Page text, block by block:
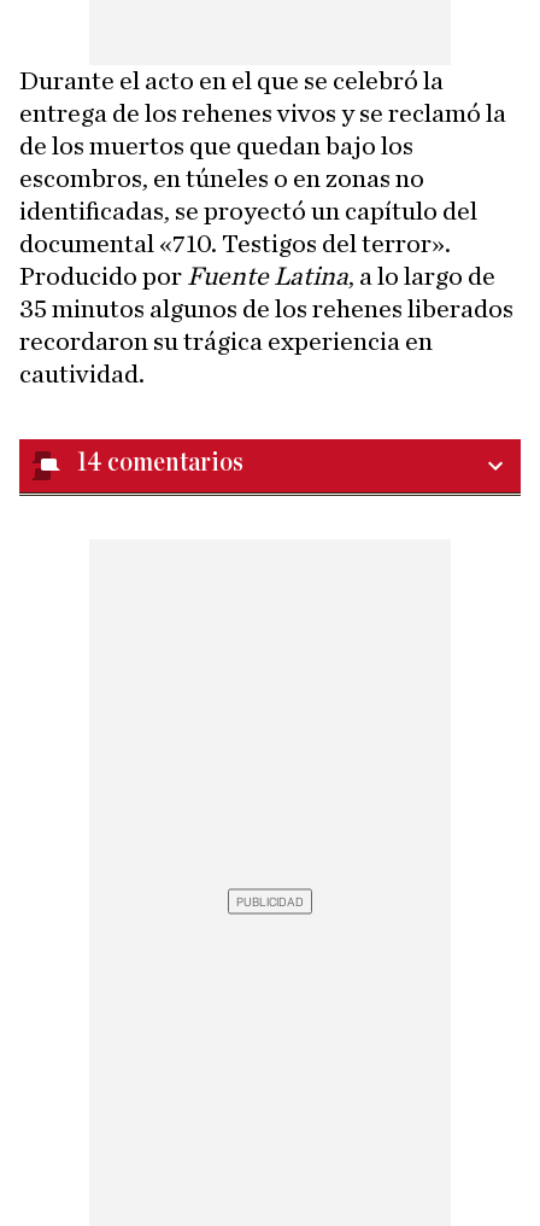
Durante el acto en el que se celebró la
entrega de los rehenes vivos y se reclamó la
de los muertos que quedan bajo los
escombros, en túneles o en zonas no
identificadas, se proyectó un capítulo del
documental «710. Testigos del terror».
Producido por Fuente Latina, a lo largo de
35 minutos algunos de los rehenes liberados
recordaron su trágica experiencia en
cautividad.
14 comentarios